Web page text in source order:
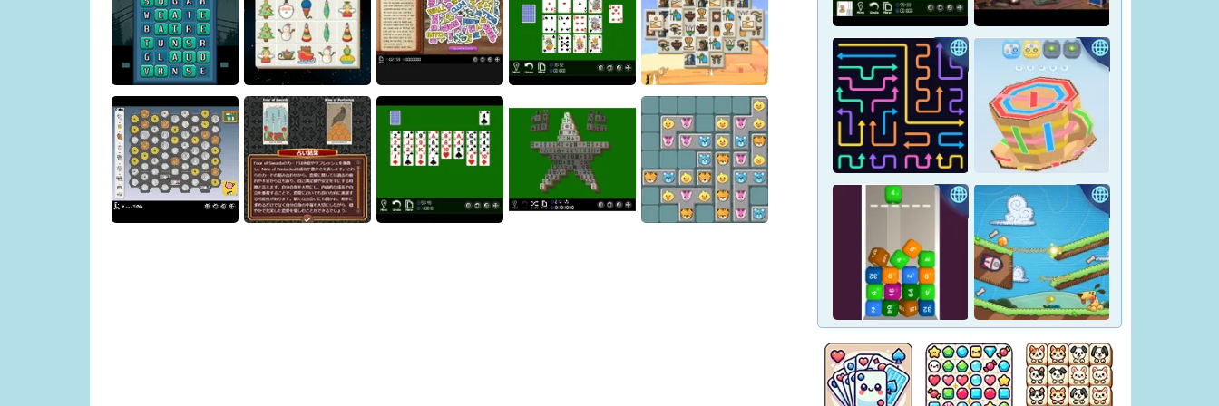
Bento Match
18
19
Magic Stone Puzzle: The
Petrified Prince
Osakana Game Pharaoh Line Phoenix Tiles
Christmas Connect Lost Words of the Tale Pyramid Pairs
Crown Pop
Yukon Solitaire
Hidden Objects: Hilltop
Manor
Tap Arrows: New Levels Tape Sort 3D